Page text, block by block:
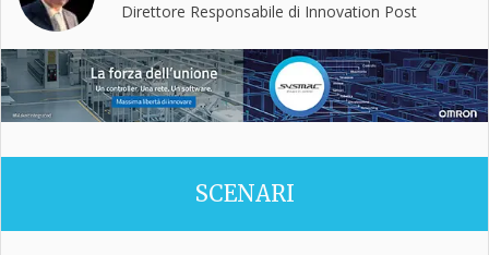
Direttore Responsabile di Innovation Post
SCENARI